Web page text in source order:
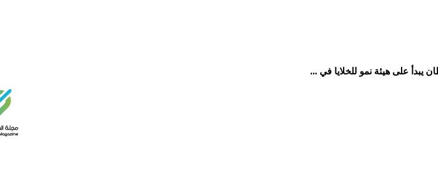
على هيئة نمو للخلايا في ...